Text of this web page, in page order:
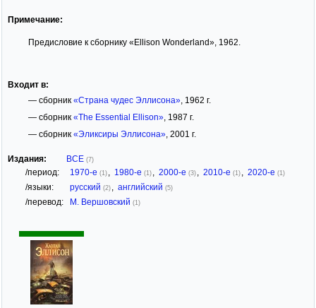
Примечание:
Предисловие к сборнику «Ellison Wonderland», 1962.
Входит в:
— сборник «Страна чудес Эллисона», 1962 г.
— сборник «The Essential Ellison», 1987 г.
— сборник «Эликсиры Эллисона», 2001 г.
Издания: ВСЕ (7)
/период: 1970-е (1) 1980-е (1) 2000-е (3) 2010-е (1) 2020-е (1)
/языки: русский (2) английский (5)
/перевод: М. Вершовский (1)